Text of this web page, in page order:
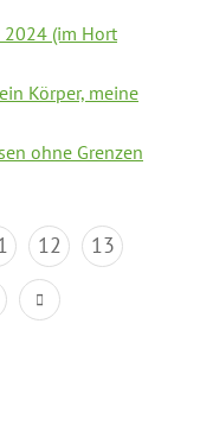
(im Hort
Körper, meine
ohne Grenzen
12
13